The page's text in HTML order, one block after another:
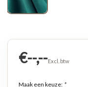
€--,--Excl. btw
Maak een keuze: *